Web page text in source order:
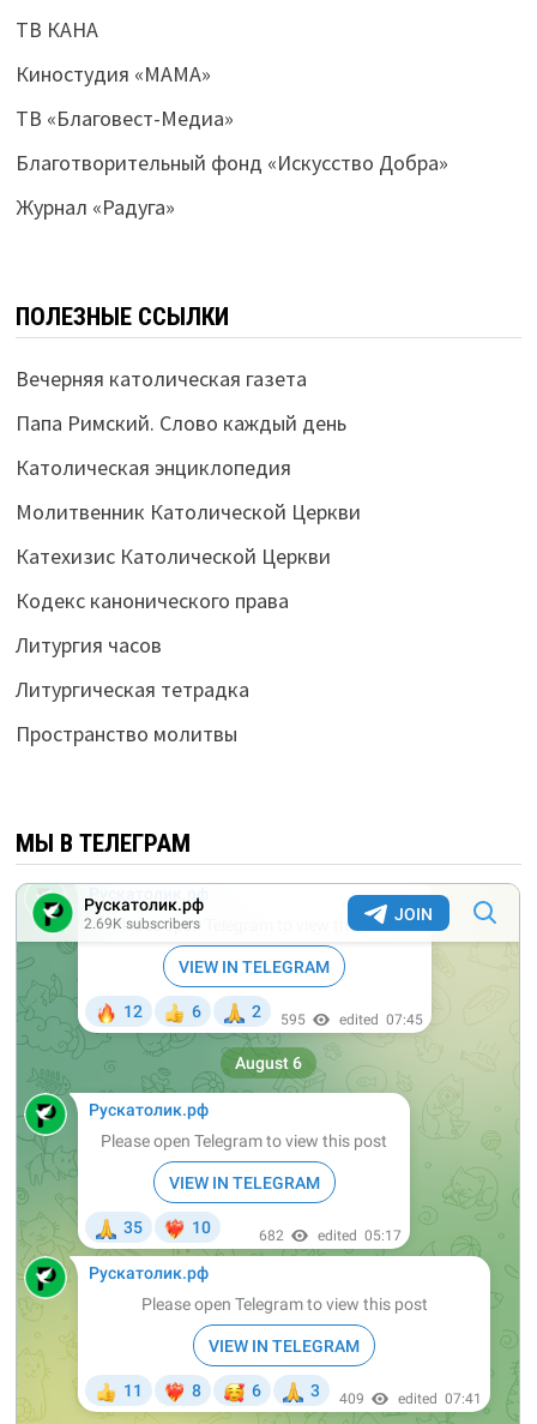
ТВ КАНА
Киностудия «МАМА»
ТВ «Благовест-Медиа»
Благотворительный фонд «Искусство Добра»
Журнал «Радуга»
ПОЛЕЗНЫЕ ССЫЛКИ
Вечерняя католическая газета
Папа Римский. Слово каждый день
Католическая энциклопедия
Молитвенник Католической Церкви
Катехизис Католической Церкви
Кодекс канонического права
Литургия часов
Литургическая тетрадка
Пространство молитвы
МЫ В ТЕЛЕГРАМ